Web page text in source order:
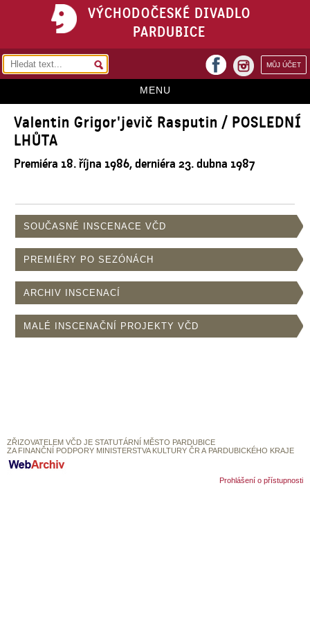
VÝCHODOČESKÉ DIVADLO
PARDUBICE
MŮJ ÚČET
facebook
MENU
HOME
REPERTOÁR
PŘEDPLATNÉ
KONTAKTY
O DIVADLE
DÁLE NABÍZÍME
Valentin Grigor'jevič Rasputin / POSLEDNÍ
LHŮTA
Premiéra 18. října 1986, derniéra 23. dubna 1987
SOUČASNÉ INSCENACE VČD
PREMIÉRY PO SEZÓNÁCH
ARCHIV INSCENACÍ
MALÉ INSCENAČNÍ PROJEKTY VČD
ZŘIZOVATELEM VČD JE STATUTÁRNÍ MĚSTO PARDUBICE
ZA FINANČNÍ PODPORY MINISTERSTVA KULTURY ČR A PARDUBICKÉHO KRAJE
Prohlášení o přístupnosti